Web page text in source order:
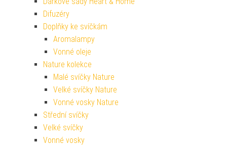
Difuzéry
Doplňky ke svíčkám
Aromalampy
Vonné oleje
Nature kolekce
Malé svíčky Nature
Velké svíčky Nature
Vonné vosky Nature
Střední svíčky
Velké svíčky
Vonné vosky